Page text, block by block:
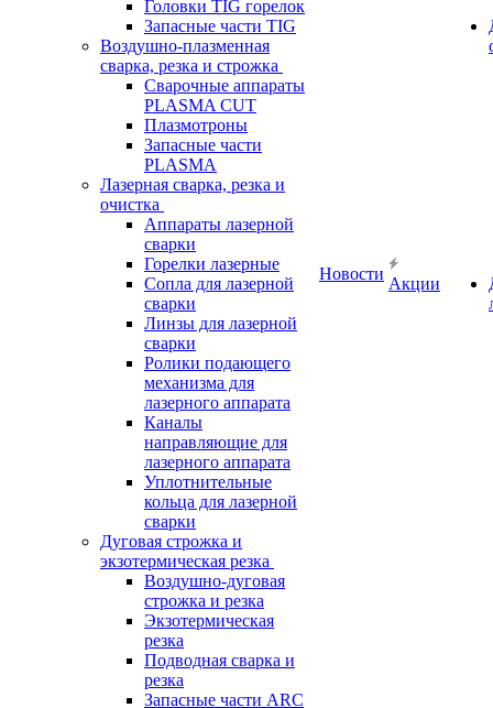
Головки TIG горелок
Запасные части TIG
Воздушно-плазменная
сварка, резка и строжка
Сварочные аппараты
PLASMA CUT
Плазмотроны
Запасные части
PLASMA
Лазерная сварка, резка и
очистка
Аппараты лазерной
сварки
Горелки лазерные
Сопла для лазерной
сварки
Линзы для лазерной
сварки
Ролики подающего
механизма для
лазерного аппарата
Каналы
направляющие для
лазерного аппарата
Уплотнительные
кольца для лазерной
сварки
Дуговая строжка и
экзотермическая резка
Воздушно-дуговая
строжка и резка
Экзотермическая
резка
Подводная сварка и
резка
Запасные части ARC
Новости
Акции